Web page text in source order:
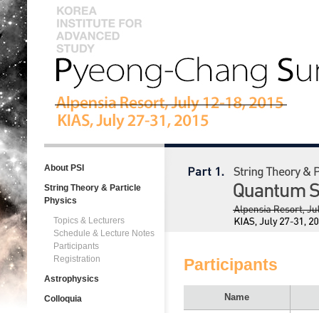
About PSI
String Theory & Particle
Physics
Topics & Lecturers
Schedule & Lecture Notes
Participants
Registration
Astrophysics
Colloquia
Participants
Name